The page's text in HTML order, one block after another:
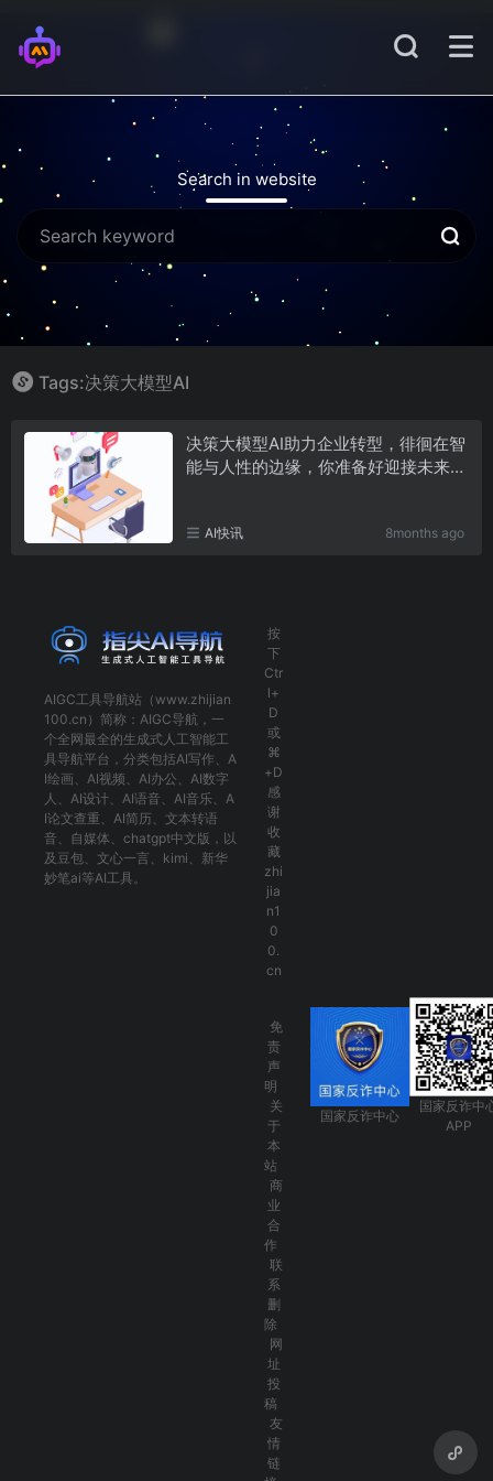
Search in website
Tags:决策大模型AI
决策大模型AI助力企业转型，徘徊在智
能与人性的边缘，你准备好迎接未来了
AI快讯 8months ago
AIGC工具导航站（www.zhijian
100.cn）简称： AIGC导航 ，一
个全网最全的生成式人工智能工
具导航平台，分类包括AI写作 、 A
I绘画 、 AI视频 、 AI办公 、 AI数字
人 、 AI设计、 AI语音、 AI音乐、 A
I论文查重 、 AI简历 、 文本转语
音、 自媒体 、 chatgpt中文版 ，以
及 豆包、 文心一言 、 kimi 、 新华
妙笔ai等AI工具。
按
下
Ctr
l+
D
或
⌘
+D
感
谢
收
藏
zhi
jia
n1
0
0.
cn
免
责
声
明
关
于
本
站
商
业
合
作
联
系
删
除
网
址
投
稿
友
情
链
国家反诈中心
国家反诈中
APP